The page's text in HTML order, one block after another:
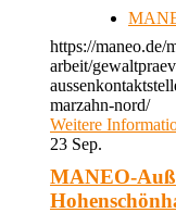
https://maneo.de/
arbeit/
marzahn-nord/
Weitere
23 Sep.
MANEO-